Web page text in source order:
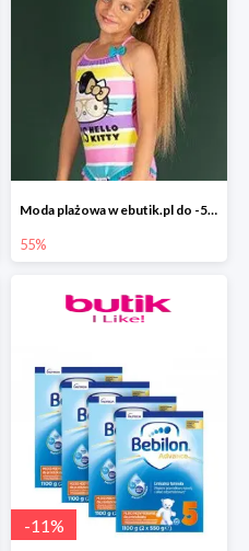
Moda plażowa w ebutik.pl do -55%
55%
-11%